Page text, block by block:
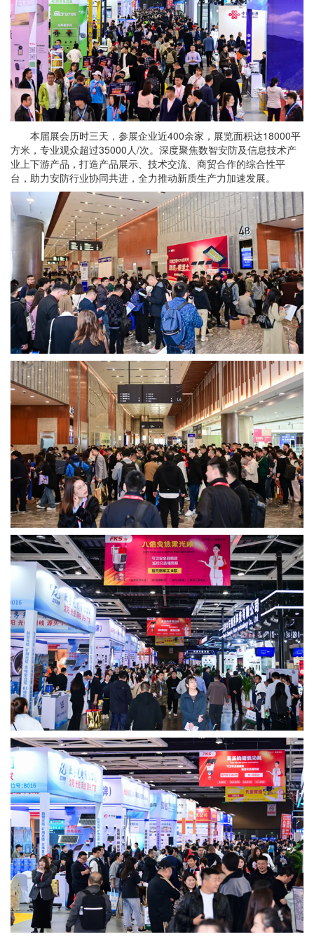
本届展会历时三天，参展企业近400余家，展览面积达18000平
方米，专业观众超过35000人/次。深度聚焦数智安防及信息技术产
业上下游产品，打造产品展示、技术交流、商贸合作的综合性平
台，助力安防行业协同共进，全力推动新质生产力加速发展。